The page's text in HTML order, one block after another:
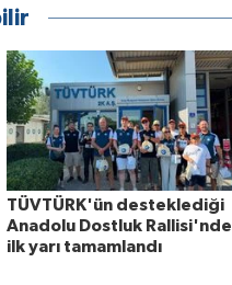
TÜVTÜRK'ün desteklediği
Anadolu Dostluk Rallisi'nde
ilk yarı tamamlandı